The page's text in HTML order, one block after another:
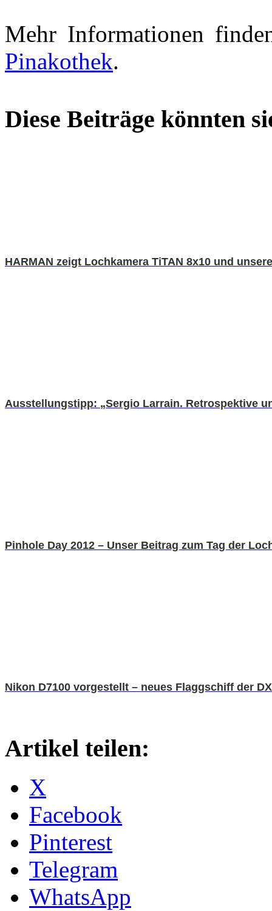
Mehr Informationen
Pinakothek.
Diese Beiträge könnten
HARMAN zeigt Lochkamera TiTAN 8x10 und
Ausstellungstipp: „Sergio Larrain. Retrospektive
Pinhole Day 2012 – Unser Beitrag zum Tag der
Nikon D7100 vorgestellt – neues Flaggschiff der
Artikel teilen:
X
Facebook
Pinterest
Telegram
WhatsApp